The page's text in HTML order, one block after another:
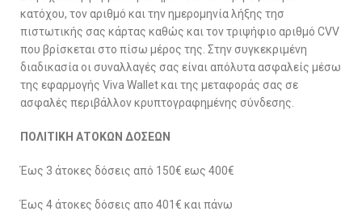
κατόχου, τον αριθμό και την ημερομηνία λήξης τησ
πιστωτικής σας κάρτας καθώς και τον τριψήφιο αριθμό CVV
που βρίσκεται στο πίσω μέρος της. Στην συγκεκριμένη
διαδικασία οι συναλλαγές σας είναι απόλυτα ασφαλείς μέσω
της εφαρμογής Viva Wallet και της μεταφοράς σας σε
ασφαλές περιβάλλον κρυπτογραφημένης σύνδεσης.
ΠΟΛΙΤΙΚΗ ΑΤΟΚΩΝ ΔΟΣΕΩΝ
Έως 3 άτοκες δόσεις από 150€ εως 400€
Έως 4 άτοκες δόσεις απο 401€ και πάνω